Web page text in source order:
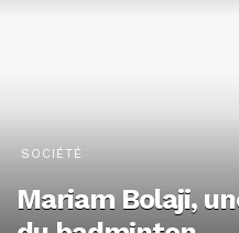
SOCIÉTÉ
Mariam Bolaji,